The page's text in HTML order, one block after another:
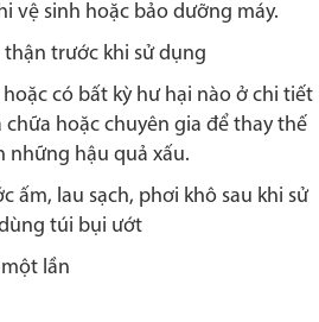
vệ sinh hoặc bảo dưỡng máy.
thận trước khi sử dụng
có bất kỳ hư hại nào ở chi tiết
chữa hoặc chuyên gia để thay thế
những hậu quả xấu.
ấm, lau sạch, phơi khô sau khi sử
túi bụi ướt
lần